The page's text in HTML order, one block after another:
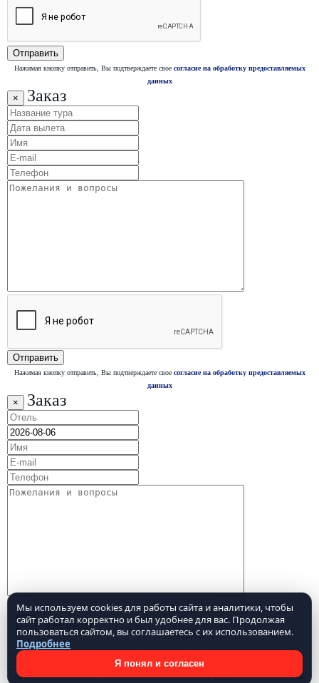
Мы используем cookies для работы сайта и аналитики, чтобы
сайт работал корректно и был удобнее для вас. Продолжая
пользоваться сайтом, вы соглашаетесь с их использованием.
Подробнее
Я понял и согласен
Нажимая кнопку отправить, Вы подтверждаете свое согласие на обработку предоставляемых
данных
× Заказ
Нажимая кнопку отправить, Вы подтверждаете свое согласие на обработку предоставляемых
данных
× Заказ
Нажимая кнопку отправить, Вы подтверждаете своесогласие на обработку предоставляемых